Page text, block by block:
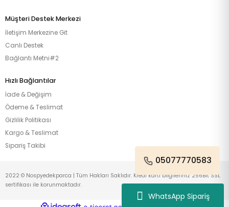
WhatsApp Sipariş
Müşteri Destek Merkezi
İletişim Merkezine Git
Canlı Destek
Bağlantı Metni#2
Hızlı Bağlantılar
İade & Değişim
Ödeme & Teslimat
Gizlilik Politikası
Kargo & Teslimat
Sipariş Takibi
05077770583
2022 © Nospyedekparca | Tüm Hakları Saklıdır. Kredi kartı bilgileriniz 256Bit SSL
sertifikası ile korunmaktadır.